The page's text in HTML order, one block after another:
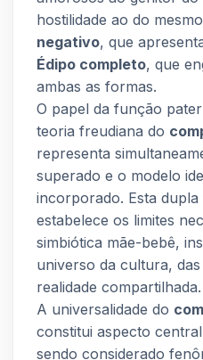
hostilidade ao do
negativo, que
Édipo completo, que
ambas as formas.
O papel da função
teoria freudiana do
representa
superado e o modelo
incorporado. Esta
estabelece os limites
simbiótica mãe-bebê,
universo da cultura,
realidade compartilhada.
A universalidade do
constitui aspecto
sendo considerado